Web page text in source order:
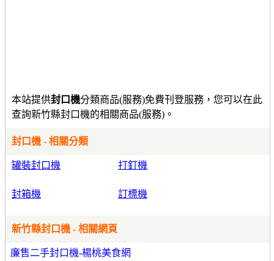
本站提供封口機分類商品(服務)免費刊登服務，您可以在此
查詢新竹縣封口機的相關商品(服務)。
封口機 - 相關分類
罐裝封口機 打釘機
封箱機 訂標機
新竹縣封口機 - 相關網頁
廉售二手封口機-楊桃美食網